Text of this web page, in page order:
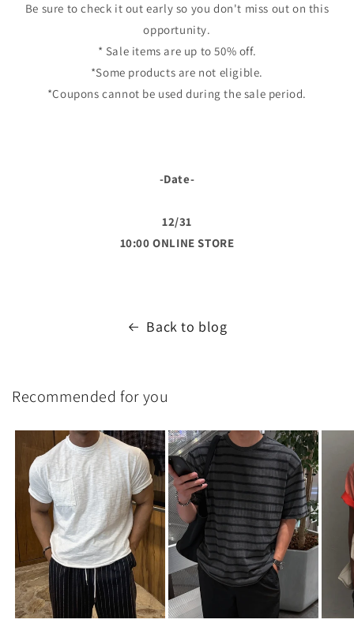
Be sure to check it out early so you don't miss out on this
opportunity.
* Sale items are up to 50% off.
*Some products are not eligible.
*Coupons cannot be used during the sale period.
-Date-
12/31
10:00 ONLINE STORE
Back to blog
Recommended for you